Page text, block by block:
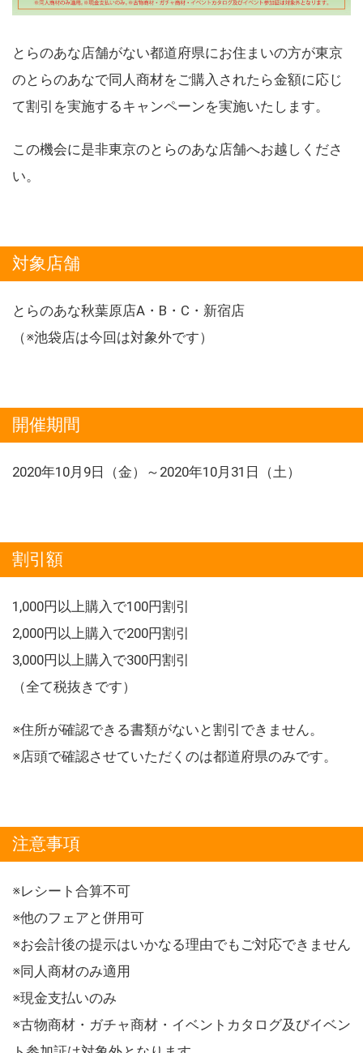
とらのあな店舗がない都道府県にお住まいの方が東京
のとらのあなで同人商材をご購入されたら金額に応じ
て割引を実施するキャンペーンを実施いたします。
この機会に是非東京のとらのあな店舗へお越しくださ
い。
対象店舗
とらのあな秋葉原店A・B・C・新宿店
（※池袋店は今回は対象外です）
開催期間
2020年10月9日（金）～2020年10月31日（土）
割引額
1,000円以上購入で100円割引
2,000円以上購入で200円割引
3,000円以上購入で300円割引
（全て税抜きです）
※住所が確認できる書類がないと割引できません。
※店頭で確認させていただくのは都道府県のみです。
注意事項
※レシート合算不可
※他のフェアと併用可
※お会計後の提示はいかなる理由でもご対応できません
※同人商材のみ適用
※現金支払いのみ
※古物商材・ガチャ商材・イベントカタログ及びイベン